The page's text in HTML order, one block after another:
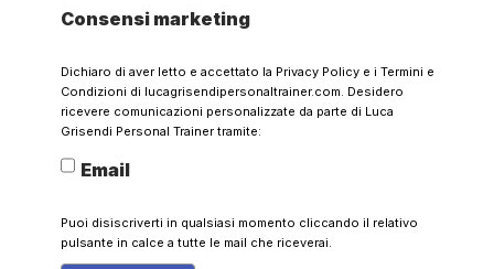
Consensi marketing
Dichiaro di aver letto e accettato la Privacy Policye i Termini e
Condizioni di lucagrisendipersonaltrainer.com. Desidero
ricevere comunicazioni personalizzate da parte di Luca
Grisendi Personal Trainer tramite:
Email
Puoi disiscriverti in qualsiasi momento cliccando il relativo
pulsante in calce a tutte le mail che riceverai.